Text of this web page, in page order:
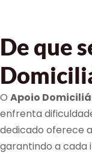
De que
O Apoio
enfrenta
dedicado oferece
garantindo a cada